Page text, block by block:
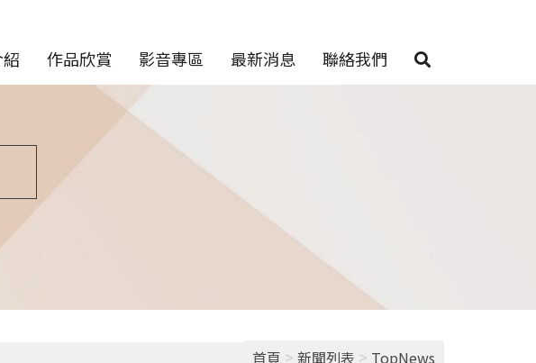
作品欣賞 影音專區 最新消息 聯絡我們
首頁 > 新聞列表 > TopNews